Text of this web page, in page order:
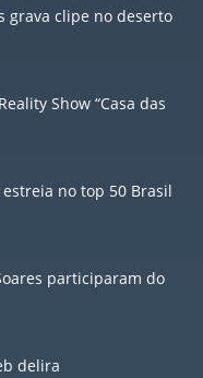
grava clipe no deserto
Show “Casa das
estreia no top 50 Brasil
participaram do
delira